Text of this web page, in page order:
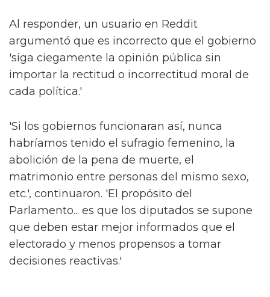
Al responder, un usuario en Reddit
argumentó que es incorrecto que el gobierno
'siga ciegamente la opinión pública sin
importar la rectitud o incorrectitud moral de
cada política.'
'Si los gobiernos funcionaran así, nunca
habríamos tenido el sufragio femenino, la
abolición de la pena de muerte, el
matrimonio entre personas del mismo sexo,
etc.', continuaron. 'El propósito del
Parlamento... es que los diputados se supone
que deben estar mejor informados que el
electorado y menos propensos a tomar
decisiones reactivas.'